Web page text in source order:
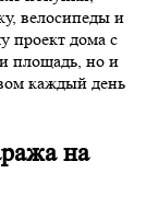
велосипеды и
проект дома с
площадь, но и
каждый день
на